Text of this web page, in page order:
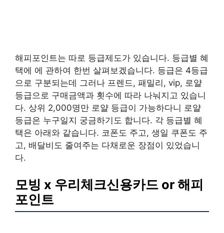
해피포인트는 따로 등급제도가 있습니다. 등급별 혜
택에 에 관하여 한번 살펴보겠습니다. 등급은 4등급
으로 구분되는데 그러나 프렌드, 패밀리, vip, 로얄
등급으로 구매금액과 횟수에 따라 나눠지고 있습니
다. 상위 2,000명만 로얄 등급이 가능하다니 로얄
등급은 누구일지 궁금하기도 합니다. 각 등급별 혜
택은 아래와 같습니다. 코폰도 주고, 생일 쿠폰도 주
고, 배달비도 줄여주는 다채로운 장점이 있었습니
다.
모빙 x 우리체크신용카드 or 해피
포인트